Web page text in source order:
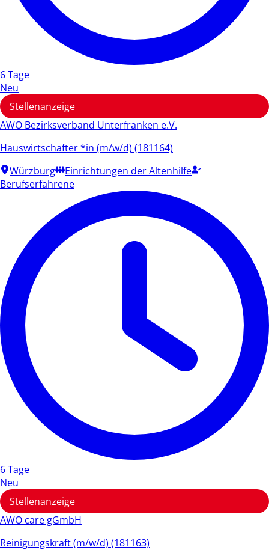
6 Tage
Neu
Stellenanzeige
AWO Bezirksverband Unterfranken e.V.
Hauswirtschafter *in (m/w/d) (181164)
Würzburg
Einrichtungen der Altenhilfe
Berufserfahrene
6 Tage
Neu
Stellenanzeige
AWO care gGmbH
Reinigungskraft (m/w/d) (181163)